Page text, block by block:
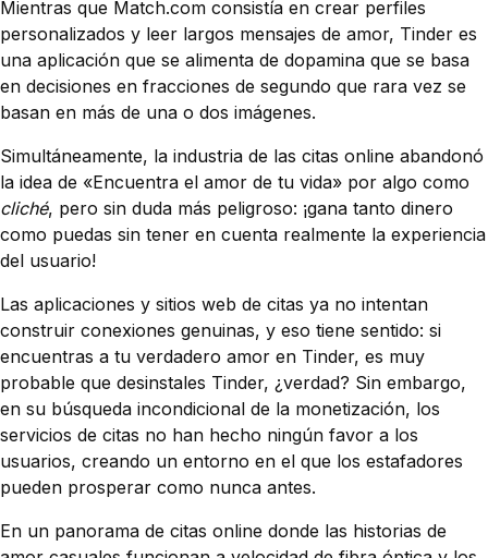
Mientras que Match.com consistía en crear perfiles
personalizados y leer largos mensajes de amor, Tinder es
una aplicación que se alimenta de dopamina que se basa
en decisiones en fracciones de segundo que rara vez se
basan en más de una o dos imágenes.
Simultáneamente, la industria de las citas online abandonó
la idea de «Encuentra el amor de tu vida» por algo como
cliché, pero sin duda más peligroso: ¡gana tanto dinero
como puedas sin tener en cuenta realmente la experiencia
del usuario!
Las aplicaciones y sitios web de citas ya no intentan
construir conexiones genuinas, y eso tiene sentido: si
encuentras a tu verdadero amor en Tinder, es muy
probable que desinstales Tinder, ¿verdad? Sin embargo,
en su búsqueda incondicional de la monetización, los
servicios de citas no han hecho ningún favor a los
usuarios, creando un entorno en el que los estafadores
pueden prosperar como nunca antes.
En un panorama de citas online donde las historias de